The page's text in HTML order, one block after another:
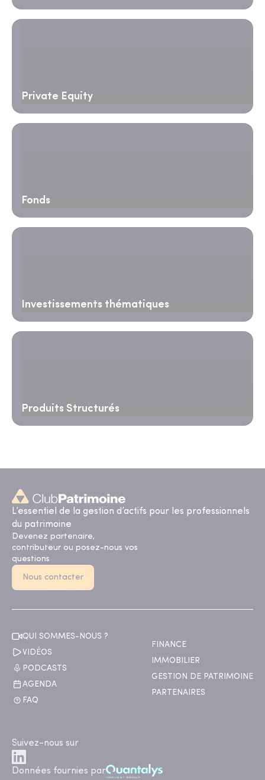
Private Equity
Fonds
Investissements thématiques
Produits Structurés
L’essentiel de la gestion d’actifs pour les professionnels
du patrimoine
Devenez partenaire,
contributeur ou posez-nous vos
questions
Nous contacter
QUI SOMMES-NOUS ?
VIDÉOS
PODCASTS
AGENDA
FAQ
FINANCE
IMMOBILIER
GESTION DE PATRIMOINE
PARTENAIRES
Suivez-nous sur
Données fournies par